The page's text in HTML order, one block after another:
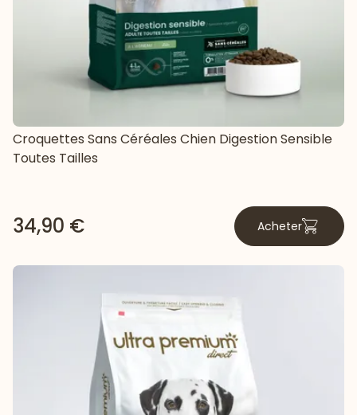
Croquettes Sans Céréales Chien Digestion Sensible
Toutes Tailles
34,90 € Acheter